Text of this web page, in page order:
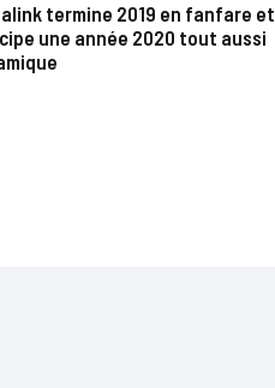
termine 2019 en fanfare et
une année 2020 tout aussi